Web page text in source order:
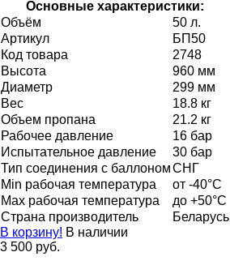
Основные характеристики:
Объём
50 л.
Артикул
БП50
Код товара
2748
Высота
960 мм
Диаметр
299 мм
Вес
18.8 кг
Объем пропана
21.2 кг
Рабочее давление
16 бар
Испытательное давление
30 бар
Тип соединения с баллономСНГ
Мin рабочая температура
от -40°С
Мax рабочая температура
до +50°С
Страна производитель
Беларусь
В корзину! В наличии
3 500 руб.